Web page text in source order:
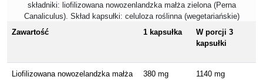
składniki: liofilizowana nowozenlandzka małża zielona (Perna
Canaliculus). Skład kapsułki: celuloza roślinna (wegetariańskie)
Zawartość
1 kapsułka
W porcji 3
kapsułki
Liofilizowana nowozelandzka małża
380 mg 1140 mg